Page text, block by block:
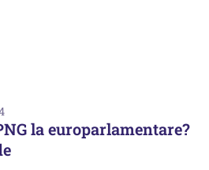
la europarlamentare?